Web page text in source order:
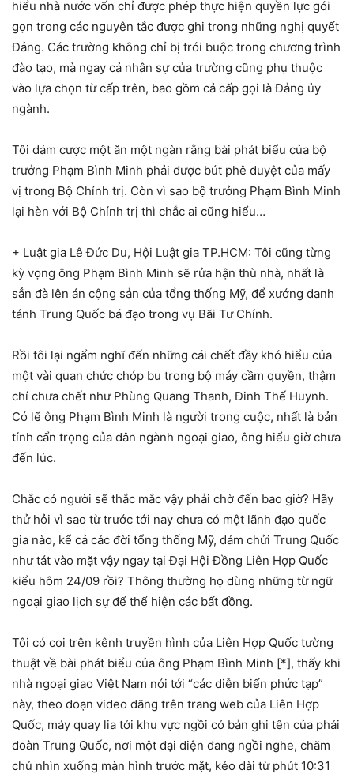
hiểu nhà nước vốn chỉ được phép thực hiện quyền lực gói
gọn trong các nguyên tắc được ghi trong những nghị quyết
Đảng. Các trường không chỉ bị trói buộc trong chương trình
đào tạo, mà ngay cả nhân sự của trường cũng phụ thuộc
vào lựa chọn từ cấp trên, bao gồm cả cấp gọi là Đảng ủy
ngành.
Tôi dám cược một ăn một ngàn rằng bài phát biểu của bộ
trưởng Phạm Bình Minh phải được bút phê duyệt của mấy
vị trong Bộ Chính trị. Còn vì sao bộ trưởng Phạm Bình Minh
lại hèn với Bộ Chính trị thì chắc ai cũng hiểu…
+ Luật gia Lê Đức Du, Hội Luật gia TP.HCM: Tôi cũng từng
kỳ vọng ông Phạm Bình Minh sẽ rửa hận thù nhà, nhất là
sẳn đà lên án cộng sản của tổng thống Mỹ, để xướng danh
tánh Trung Quốc bá đạo trong vụ Bãi Tư Chính.
Rồi tôi lại ngẩm nghĩ đến những cái chết đầy khó hiểu của
một vài quan chức chóp bu trong bộ máy cầm quyền, thậm
chí chưa chết như Phùng Quang Thanh, Đinh Thế Huynh.
Có lẽ ông Phạm Bình Minh là người trong cuộc, nhất là bản
tính cẩn trọng của dân ngành ngoại giao, ông hiểu giờ chưa
đến lúc.
Chắc có người sẽ thắc mắc vậy phải chờ đến bao giờ? Hãy
thử hỏi vì sao từ trước tới nay chưa có một lãnh đạo quốc
gia nào, kể cả các đời tổng thống Mỹ, dám chửi Trung Quốc
như tát vào mặt vậy ngay tại Đại Hội Đồng Liên Hợp Quốc
kiểu hôm 24/09 rồi? Thông thường họ dùng những từ ngữ
ngoại giao lịch sự để thể hiện các bất đồng.
Tôi có coi trên kênh truyền hình của Liên Hợp Quốc tường
thuật về bài phát biểu của ông Phạm Bình Minh [*], thấy khi
nhà ngoại giao Việt Nam nói tới “các diễn biến phức tạp”
này, theo đoạn video đăng trên trang web của Liên Hợp
Quốc, máy quay lia tới khu vực ngồi có bản ghi tên của phái
đoàn Trung Quốc, nơi một đại diện đang ngồi nghe, chăm
chú nhìn xuống màn hình trước mặt, kéo dài từ phút 10:31